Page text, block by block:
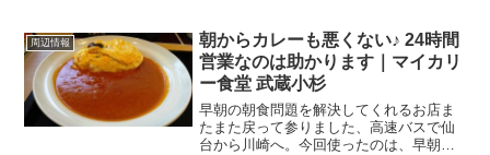
張。会議やらナニやら、丸一日仕事をご
一緒させていただき、お疲れ...
周辺情報
朝からカレーも悪くない♪ 24時間
営業なのは助かります｜マイカリ
ー食堂 武蔵小杉
早朝の朝食問題を解決してくれるお店ま
たまた戻って参りました、高速バスで仙
台から川崎へ。今回使ったのは、早朝に